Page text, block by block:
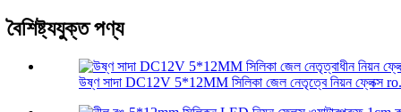
বৈশিষ্ট্যযুক্ত পণ্য
উষ্ণ সাদা DC12V 5*12MM সিলিকা জেল নেতৃত্বে নিয়ন ফ্লেক্স